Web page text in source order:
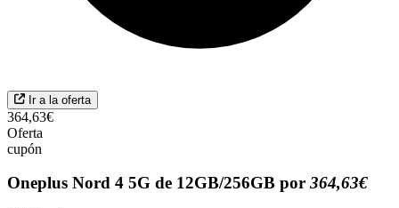
Ir a la oferta
364,63€
Oferta
cupón
Oneplus Nord 4 5G de 12GB/256GB por 364,63€